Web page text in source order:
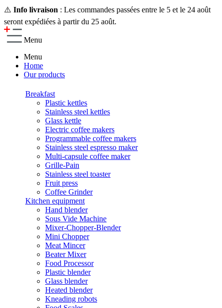
⚠️ Info livraison : Les commandes passées entre le 5 et le 24 août
seront expédiées à partir du 25 août.
Menu
Menu
Home
Our products
Breakfast
Plastic kettles
Stainless steel kettles
Glass kettle
Electric coffee makers
Programmable coffee makers
Stainless steel espresso maker
Multi-capsule coffee maker
Grille-Pain
Stainless steel toaster
Fruit press
Coffee Grinder
Kitchen equipment
Hand blender
Sous Vide Machine
Mixer-Chopper-Blender
Mini Chopper
Meat Mincer
Beater Mixer
Food Processor
Plastic blender
Glass blender
Heated blender
Kneading robots